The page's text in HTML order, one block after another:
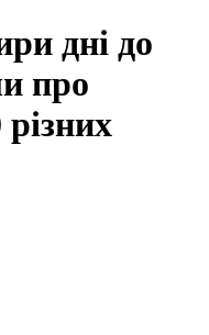
дні до
про